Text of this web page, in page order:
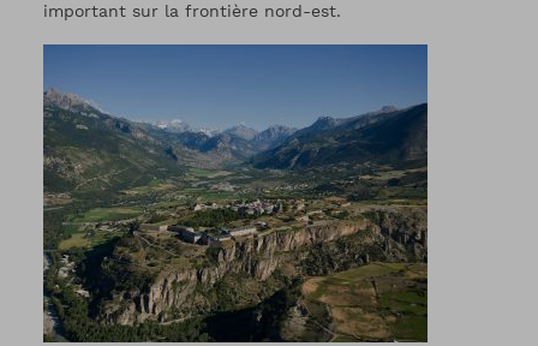
important sur la frontière nord-est.